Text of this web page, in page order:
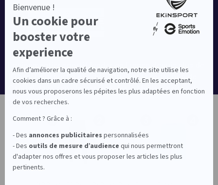
Votre pack
1
Equipementier sportif leader en France depuis plus de
10 ans, Ekinsport a été distingué par la rédaction de
Capital dans son classement des « Meilleurs sites de
commerce en ligne 2024 », catégorie Sportswear.
En savoir plus
© EKINSPORT 2026